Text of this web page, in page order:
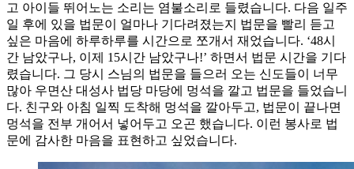
고 아이들 뛰어노는 소리는 염불소리로 들렸습니다. 다음 일주
일 후에 있을 법문이 얼마나 기다려졌는지 법문을 빨리 듣고
싶은 마음에 하루하루를 시간으로 쪼개서 재었습니다. ‘48시
간 남았구나, 이제 15시간 남았구나!’ 하면서 법문 시간을 기다
렸습니다. 그 당시 스님의 법문을 들으러 오는 신도들이 너무
많아 우면산 대성사 법당 마당에 멍석을 깔고 법문을 들었습니
다. 친구와 아침 일찍 도착해 멍석을 깔아두고, 법문이 끝나면
멍석을 전부 개어서 넣어두고 오곤 했습니다. 이런 봉사로 법
문에 감사한 마음을 표현하고 싶었습니다.